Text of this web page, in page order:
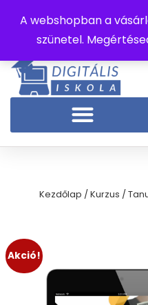
A webshopban a
szünetel.
Kezdőlap /Kurzus /
Akció!